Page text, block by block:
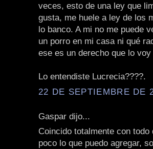
veces, esto de una ley que
gusta, me huele a ley de los
lo banco. A mi no me puede
un porro en mi casa ni qué
ese es un derecho que lo
Lo entendiste Lucrecia????.
22 DE SEPTIEMBRE DE
Gaspar dijo...
Coincido totalmente con
poco lo que puedo agregar,